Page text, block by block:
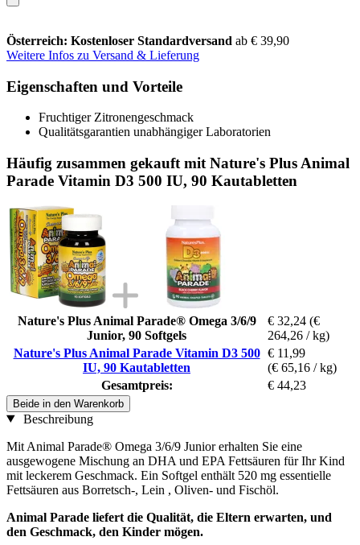
Österreich: Kostenloser Standardversand ab € 39,90
Weitere Infos zu Versand & Lieferung
Eigenschaften und Vorteile
Fruchtiger Zitronengeschmack
Qualitätsgarantien unabhängiger Laboratorien
Häufig zusammen gekauft mit Nature's Plus Animal
Parade Vitamin D3 500 IU, 90 Kautabletten
Nature's Plus Animal Parade® Omega 3/6/9
Junior, 90 Softgels
€ 32,24 (€
264,26 / kg)
Nature's Plus Animal Parade Vitamin D3 500
IU, 90 Kautabletten
€ 11,99
(€ 65,16 / kg)
Gesamtpreis:
€ 44,23
Beide in den Warenkorb
Beschreibung
Mit Animal Parade® Omega 3/6/9 Junior erhalten Sie eine
ausgewogene Mischung an DHA und EPA Fettsäuren für Ihr Kind
mit leckerem Geschmack. Ein Softgel enthält 520 mg essentielle
Fettsäuren aus Borretsch-, Lein , Oliven- und Fischöl.
Animal Parade liefert die Qualität, die Eltern erwarten, und
den Geschmack, den Kinder mögen.